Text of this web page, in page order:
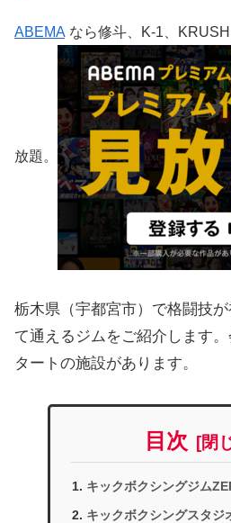
ABEMA なら修斗、K-1、
放題。
栃木県（宇都宮市）で格闘技
て通えるジムをご紹介します
タートの施設があります。
目次
キックボクシングジム
キックボクシングスタジ